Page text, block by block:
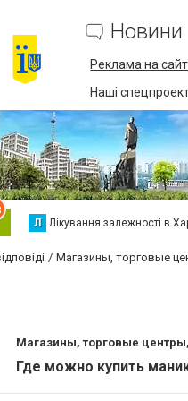
Новини
Реклама на
Наші
Л Лікування залежності в
Магазины, торговые
Магазины, торговые
Где можно купить